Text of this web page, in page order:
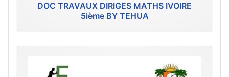
DOC TRAVAUX DIRIGES MATHS IVOIRE
5ième BY TEHUA